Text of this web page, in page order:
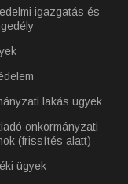
igazgatás és
lakás ügyek
önkormányzati
(frissítés alatt)
ügyek